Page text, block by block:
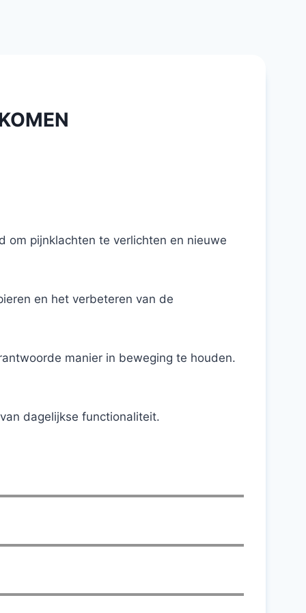
om pijnklachten te verlichten en nieuwe
en het verbeteren van de
manier in beweging te houden.
dagelijkse functionaliteit.